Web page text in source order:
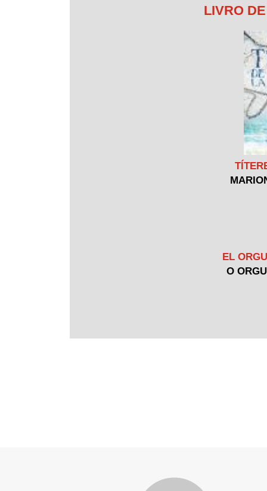
LIVRO
EL
O